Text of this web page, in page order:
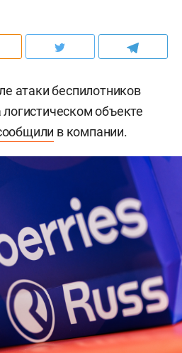
атаки беспилотников
объекте
в компании.